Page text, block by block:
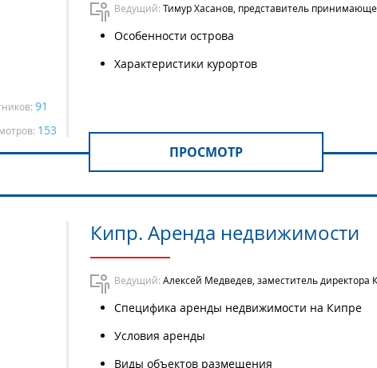
91
153
Ведущий: Тимур Хасанов, представитель
Особенности острова
Характеристики курортов
ПРОСМОТР
Кипр. Аренда недвижимости
Ведущий: Алексей Медведев, заместитель директора
Специфика аренды недвижимости на Кипре
Условия аренды
Виды объектов размещения